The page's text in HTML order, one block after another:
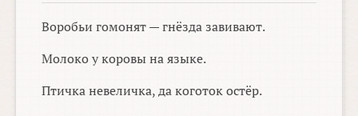
Воробьи гомонят — гнёзда завивают.
Молоко у коровы на языке.
Птичка невеличка, да коготок остёр.